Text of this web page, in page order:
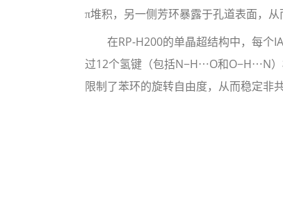
π堆积，另一侧芳环暴露于孔道表面，
在RP-H200的单晶超结构中，每个
过12个氢键（包括N−H⋯O和O−H⋯N
限制了苯环的旋转自由度，从而稳定非